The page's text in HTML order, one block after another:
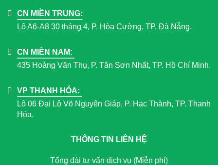
CN MIỀN TRUNG:
Lô A6-A8 30 tháng 4, P. Hòa Cường, TP. Đà Nẵng.
CN MIỀN NAM:
435 Hoàng Văn Thụ, P. Tân Sơn Nhất, TP. Hồ Chí Minh.
VP THANH HÓA:
Lô 06 Đại Lộ Võ Nguyên Giáp, P. Hạc Thành, TP. Thanh
Hóa.
THÔNG TIN LIÊN HỆ
Tổng đài tư vấn dịch vụ (Miễn phí)